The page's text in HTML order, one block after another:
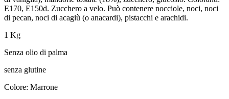
E170, E150d. Zucchero a velo. Può contenere nocciole, noci, noci
di pecan, noci di acagiù (o anacardi), pistacchi e arachidi.
1 Kg
Senza olio di palma
senza glutine
Colore: Marrone